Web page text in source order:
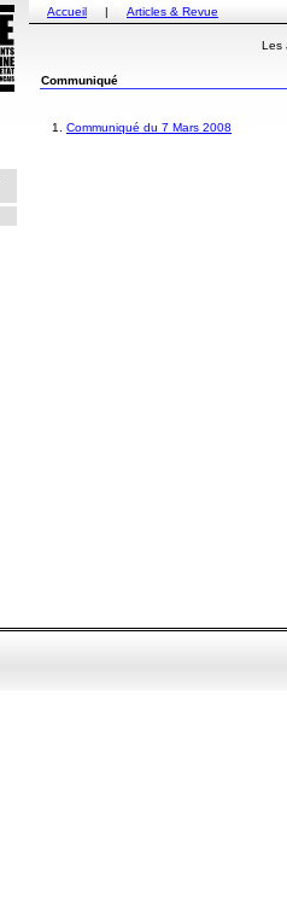
Accueil | Articles & Revue
Les
Communiqué
1. Communiqué du 7 Mars 2008